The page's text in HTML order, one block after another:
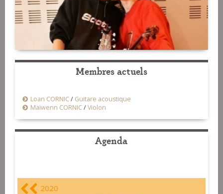
Membres actuels
Loan CORNIC/ Guitare acoustique
Maïwenn CORNIC/Violon
Agenda
2020